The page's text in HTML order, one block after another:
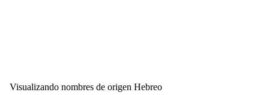
Visualizando nombres de origen Hebreo